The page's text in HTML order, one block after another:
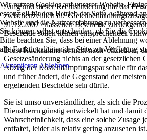
Aufgrund dieser Rechtsänderung hat das
zwischenzeitlich die
31.12.2007 erlassenen Bescheide
Bescheide sollen keinen entsprechenden
Diese Rücknahme ist nicht nachvollziehbar,
Gesetzesänderung nichts an der gesetzlichen
Abzug der Kostendämpfungspauschale für
und früher ändert, die Gegenstand der
ergehenden Bescheide sein dürfte.
Sie ist umso unverständlicher, als sich die
Dienstherrn günstig entwickelt hat und damit
Wahrscheinlichkeit, dass eine solche Zusage
entfaltet, leider als relativ gering anzusehen ist.
Wir nutzen Cookies auf unserer Website.
essenziell für den Betrieb der Seite, während
Website und die Nutzererfahrung zu
Sie können selbst entscheiden, ob Sie die
Bitte beachten Sie, dass bei einer Ablehnung
alle Funktionalitäten der Seite zur Verfügung
Akzeptieren Ablehnen